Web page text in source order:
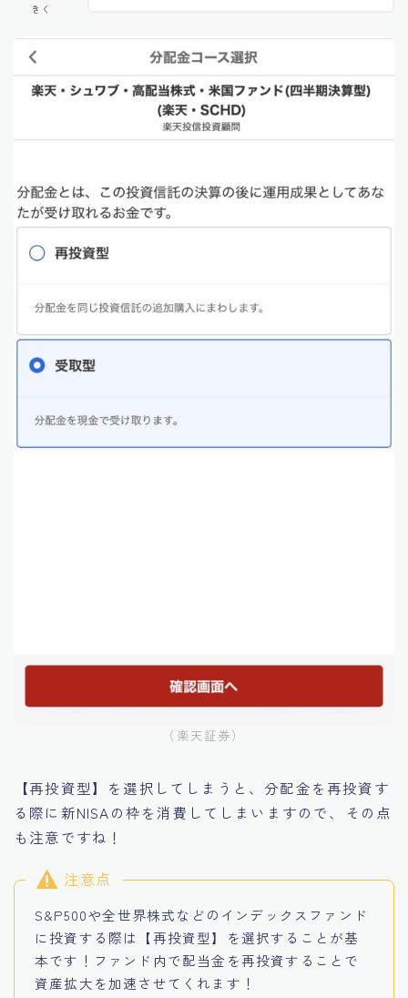
きく
（楽天証券）
【再投資型】を選択してしまうと、分配金を再投資す
る際に新NISAの枠を消費してしまいますので、その点
も注意ですね！
注意点
S&P500や全世界株式などのインデックスファンド
に投資する際は【再投資型】を選択することが基
本です！ファンド内で配当金を再投資することで
資産拡大を加速させてくれます！